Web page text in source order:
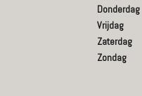
Donderdag
Vrijdag
Zaterdag
Zondag